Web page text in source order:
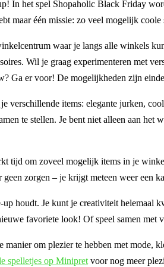
In het spel Shopaholic Black Friday
maar één missie: zo veel mogelijk
waar je langs alle winkels
Wil je graag experimenteren met
Ga er voor! De mogelijkheden zijn
verschillende items: elegante jurken,
te stellen. Je bent niet alleen aan
tijd om zoveel mogelijk items in je
zorgen – je krijgt meteen weer een
houdt. Je kunt je creativiteit helemaal
favoriete look! Of speel samen met
om plezier te hebben met mode,
spelletjes op Minipret voor nog meer